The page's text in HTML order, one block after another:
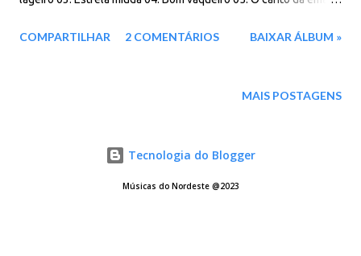
Fogo no Paraná 11. Pipira 12. Pisa na fulô 13. Minha história
COMPARTILHAR 2 COMENTÁRIOS BAIXAR ÁLBUM »
MAIS POSTAGENS
Tecnologia do Blogger
Músicas do Nordeste @2023